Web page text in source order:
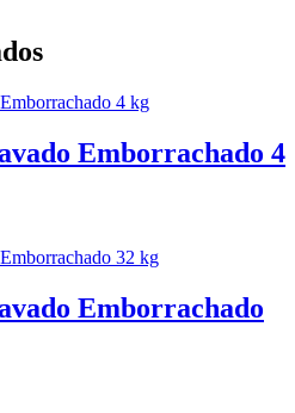
Emborrachado 4
Emborrachado